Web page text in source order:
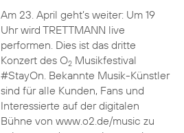
Am 23. April geht’s weiter: Um 19
Uhr wird TRETTMANN live
performen. Dies ist das dritte
Konzert des O2Musikfestival
#StayOn. Bekannte Musik-Künstler
sind für alle Kunden, Fans und
Interessierte auf der digitalen
Bühne von www.o2.de/music zu